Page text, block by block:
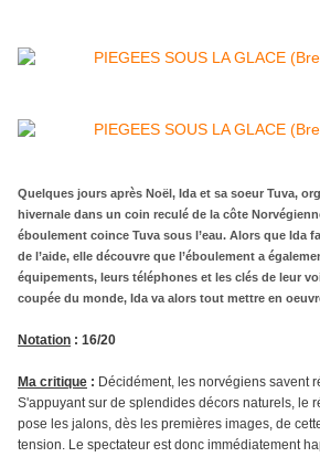
Quelques jours après Noël, Ida et sa soeur Tuva,
hivernale dans un coin reculé de la côte
éboulement coince Tuva sous l’eau. Alors que Ida
de l’aide, elle découvre que l’éboulement a
équipements, leurs téléphones et les clés de leur
coupée du monde, Ida va alors tout mettre en
Notation : 16/20
Ma critique : Décidément, les norvégiens savent
S'appuyant sur de splendides décors naturels, le
pose les jalons, dès les premières images, de
tension. Le spectateur est donc immédiatement